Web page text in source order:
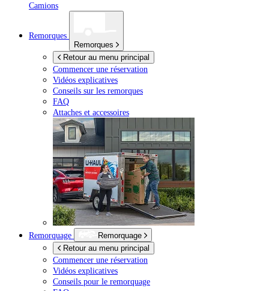
Camions
Remorques
Remorques
Retour au menu principal
Commencer une réservation
Vidéos explicatives
Conseils sur les remorques
FAQ
Attaches et accessoires
Remorquage
Remorquage
Retour au menu principal
Commencer une réservation
Vidéos explicatives
Conseils pour le remorquage